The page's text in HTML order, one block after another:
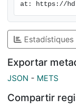
at: https://
Estadístiques
Exportar
JSON - METS
Compartir